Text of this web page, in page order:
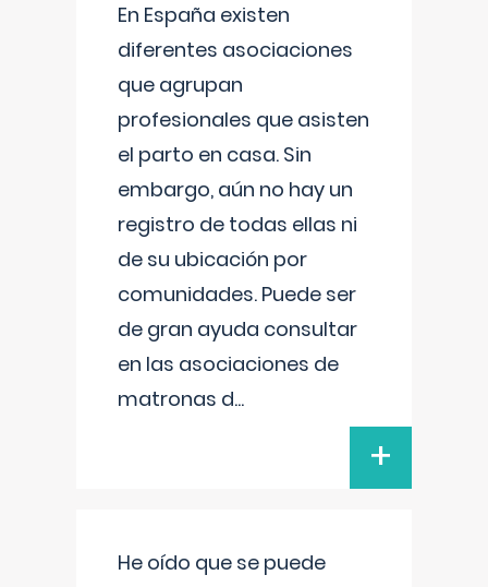
En España existen
diferentes asociaciones
que agrupan
profesionales que asisten
el parto en casa. Sin
embargo, aún no hay un
registro de todas ellas ni
de su ubicación por
comunidades. Puede ser
de gran ayuda consultar
en las asociaciones de
matronas d...
+
He oído que se puede